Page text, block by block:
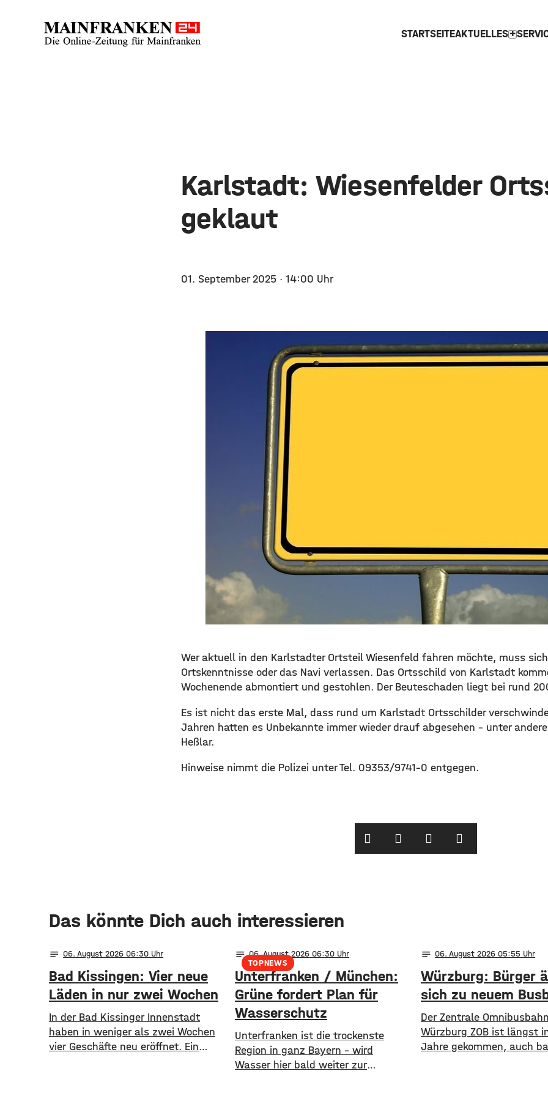
STARTSEITEAKTUELLESexpand_more
Karlstadt: Wiesenfelder
geklaut
01. September 2025 · 14:00 Uhr
Wer aktuell in den Karlstadter Ortsteil Wiesenfeld fahren möchte, muss
Ortskenntnisse oder das Navi verlassen. Das Ortsschild von Karlstadt
Wochenende abmontiert und gestohlen. Der Beuteschaden liegt bei rund
Es ist nicht das erste Mal, dass rund um Karlstadt Ortsschilder
Jahren hatten es Unbekannte immer wieder drauf abgesehen – unter
Heßlar.
Hinweise nimmt die Polizei unter Tel. 09353/9741-0 entgegen.
Das könnte Dich auch interessieren
notes 06. August 2026 06:30
Bad Kissingen: Vier neue
Läden in nur zwei Wochen
In der Bad Kissinger Innenstadt
haben in weniger als zwei Wochen
vier Geschäfte neu eröffnet. Ein
TOPNEWS
notes 06. August 2026 06:30
Unterfranken / München:
Grüne fordert Plan für
Wasserschutz
​​Unterfranken ist die trockenste
Region in ganz Bayern – wird
Wasser hier bald weiter zur
notes 06. August 2026 05:55
Würzburg: Bürger
sich zu neuem
Der Zentrale
Würzburg ZOB ist längst
Jahre gekommen, auch